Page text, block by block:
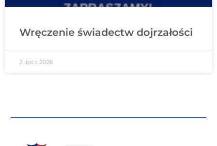
Wręczenie świadectw dojrzałości
3 lipca 2026